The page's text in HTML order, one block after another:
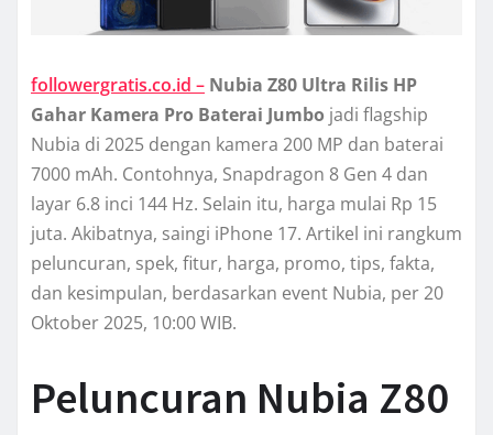
followergratis.co.id – Nubia Z80 Ultra Rilis HP
Gahar Kamera Pro Baterai Jumbo jadi flagship
Nubia di 2025 dengan kamera 200 MP dan baterai
7000 mAh. Contohnya, Snapdragon 8 Gen 4 dan
layar 6.8 inci 144 Hz. Selain itu, harga mulai Rp 15
juta. Akibatnya, saingi iPhone 17. Artikel ini rangkum
peluncuran, spek, fitur, harga, promo, tips, fakta,
dan kesimpulan, berdasarkan event Nubia, per 20
Oktober 2025, 10:00 WIB.
Peluncuran Nubia Z80